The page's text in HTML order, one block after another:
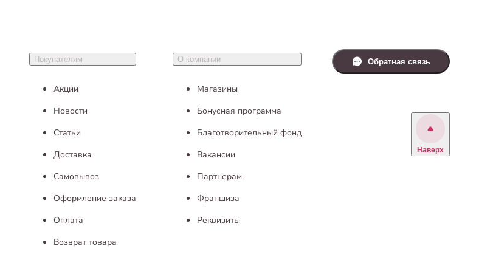
Покупателям
Акции
Новости
Статьи
Доставка
Самовывоз
Оформление заказа
Оплата
Возврат товара
О компании
Магазины
Бонусная программа
Благотворительный фонд
Вакансии
Партнерам
Франшиза
Реквизиты
Обратная связь
Наверх